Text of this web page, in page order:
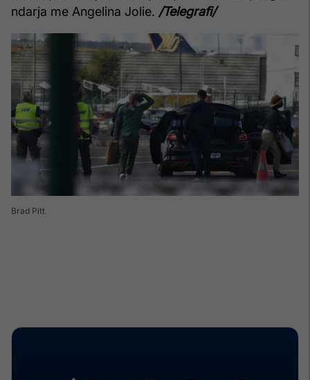
ndarja me Angelina Jolie. /Telegrafi/
Brad Pitt